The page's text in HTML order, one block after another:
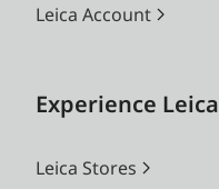
Leica Account
Experience Leica
Leica Stores